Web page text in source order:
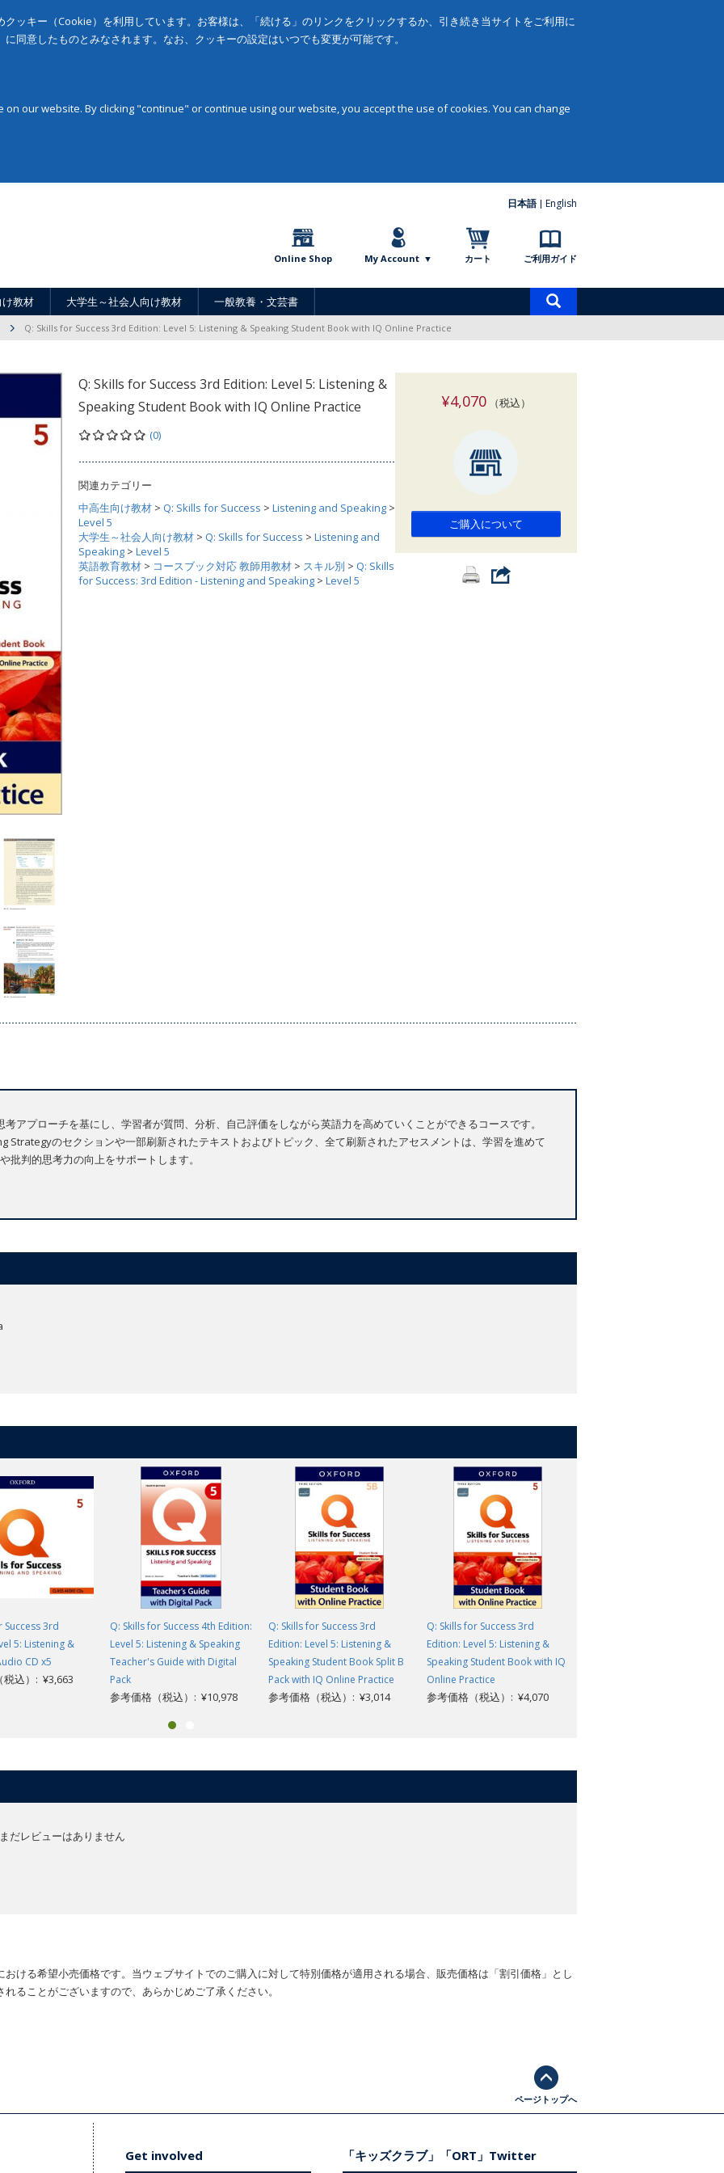
ッキー（Cookie）を利用しています。お客様は、「続ける」のリンクをクリックするか、引き続き当サイトをご利用に
同意したものとみなされます。なお、クッキーの設定はいつでも変更が可能です。
our website. By clicking "continue" or continue using our website, you accept the use of cookies. You can change
日本語 English
Online Shop My Account カート ご利用ガイド
教材 大学生～社会人向け教材 一般教養・文芸書
索
Q: Skills for Success 3rd Edition: Level 5: Listening & Speaking Student Book with IQ Online Practice
Q: Skills for Success 3rd Edition: Level 5: Listening &
Speaking Student Book with IQ Online Practice
(0)
関連カテゴリー
中高生向け教材 > Q: Skills for Success > Listening and Speaking >
Level 5
大学生～社会人向け教材 > Q: Skills for Success > Listening and
Speaking > Level 5
英語教育教材 > コースブック対応 教師用教材 > スキル別 > Q: Skills
for Success: 3rd Edition - Listening and Speaking > Level 5
¥4,070（税込）
ご購入について
アプローチを基にし、学習者が質問、分析、自己評価をしながら英語力を高めていくことができるコースです。
Strategyのセクションや一部刷新されたテキストおよびトピック、全て刷新されたアセスメントは、学習を進めて
批判的思考力の向上をサポートします。
Success 3rd
5: Listening &
CD x5
税込）: ¥3,663
Q: Skills for Success 4th Edition:
Level 5: Listening & Speaking
Teacher's Guide with Digital
Pack
参考価格（税込）: ¥10,978
Q: Skills for Success 3rd
Edition: Level 5: Listening &
Speaking Student Book Split B
Pack with IQ Online Practice
参考価格（税込）: ¥3,014
Q: Skills for Success 3rd
Edition: Level 5: Listening &
Speaking Student Book with IQ
Online Practice
参考価格（税込）: ¥4,070
まだレビューはありません
ける希望小売価格です。当ウェブサイトでのご購入に対して特別価格が適用される場合、販売価格は「割引価格」とし
ることがございますので、あらかじめご了承ください。
ページトップへ
Get involved 「キッズクラブ」「ORT」Twitter